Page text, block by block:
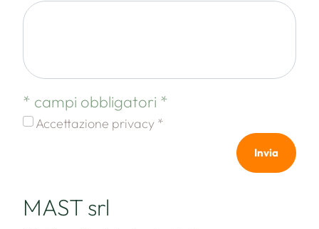
MAST srl
* campi obbligatori *
Accettazione privacy *
Invia